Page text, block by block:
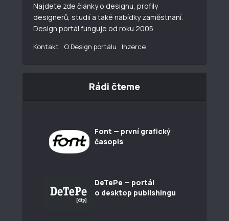
Najdete zde články o designu, profily
designerů, studií a také nabídky zaměstnání.
Design portál funguje od roku 2005.
Kontakt O Design portálu Inzerce
Rádi čteme
Font — první grafický
časopis
DeTePe — portál
o desktop publishingu